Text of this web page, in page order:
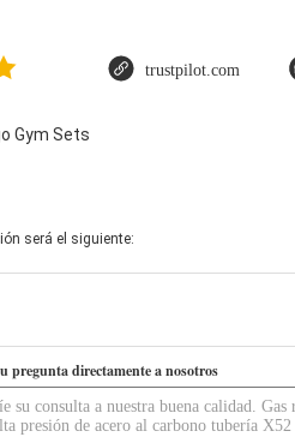
trustpilot.com
Gym Sets
será el siguiente:
pregunta directamente a nosotros